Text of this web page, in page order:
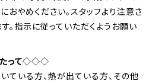
おやめください。スタッフより注意さ
。指示に従っていただくようお願い
って◇◇◇
ている方、熱が出ている方、その他